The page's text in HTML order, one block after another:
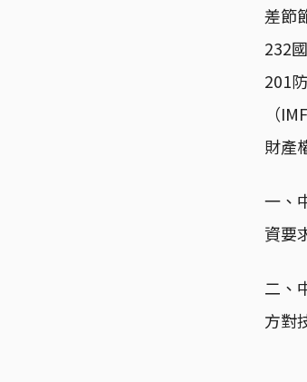
差節
232
201
（
財產
一、
資要
二、
方對